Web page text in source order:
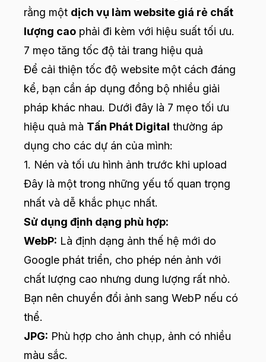
rằng một dịch vụ làm website giá rẻ chất
lượng cao phải đi kèm với hiệu suất tối ưu.
7 mẹo tăng tốc độ tải trang hiệu quả
Để cải thiện tốc độ website một cách đáng
kể, bạn cần áp dụng đồng bộ nhiều giải
pháp khác nhau. Dưới đây là 7 mẹo tối ưu
hiệu quả mà Tấn Phát Digital thường áp
dụng cho các dự án của mình:
1. Nén và tối ưu hình ảnh trước khi upload
Đây là một trong những yếu tố quan trọng
nhất và dễ khắc phục nhất.
Sử dụng định dạng phù hợp:
WebP: Là định dạng ảnh thế hệ mới do
Google phát triển, cho phép nén ảnh với
chất lượng cao nhưng dung lượng rất nhỏ.
Bạn nên chuyển đổi ảnh sang WebP nếu có
thể.
JPG: Phù hợp cho ảnh chụp, ảnh có nhiều
màu sắc.